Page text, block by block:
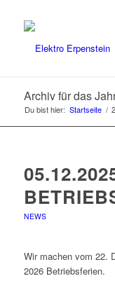
Archiv für das
Du bist hier: Startseite /
NEWS
Wir machen vom 22.
2026 Betriebsferien.